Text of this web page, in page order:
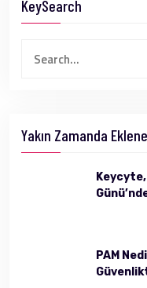
KeySearch
Yakın Zamanda
PAM